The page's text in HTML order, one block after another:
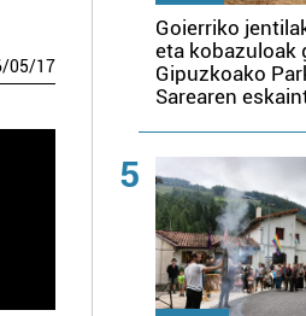
/05/17
Goierriko
eta kobazuloak
Gipuzkoako
Sarearen
5